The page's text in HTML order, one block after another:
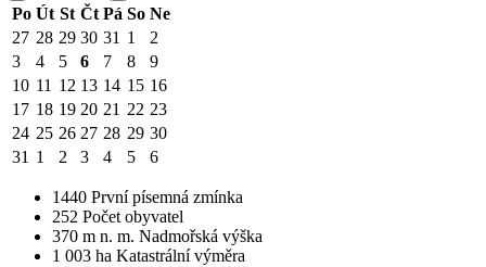
Po Út St Čt Pá So Ne
27 28 29 30 31 1
2
3
4 5 6 7 8
9
10 11 12 13 14 15 16
17 18 19 20 21 22 23
24 25 26 27 28 29 30
31 1 2 3 4 5 6
1440 První písemná zmínka
252 Počet obyvatel
370 m n. m. Nadmořská výška
1 003 ha Katastrální výměra